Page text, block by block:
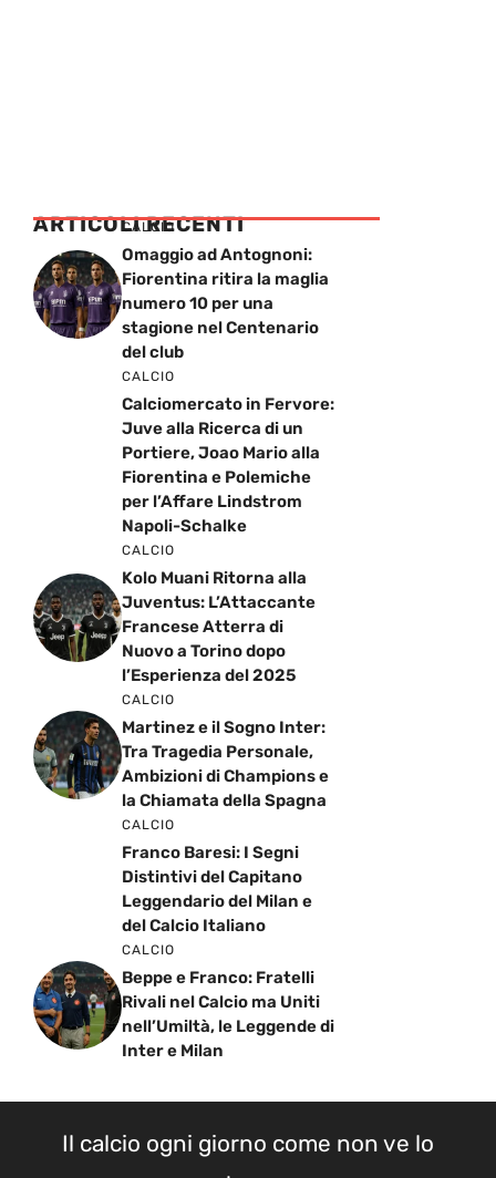
ARTICOLI RECENTI
CALCIO
Omaggio ad Antognoni:
Fiorentina ritira la maglia
numero 10 per una
stagione nel Centenario
del club
CALCIO
Calciomercato in Fervore:
Juve alla Ricerca di un
Portiere, Joao Mario alla
Fiorentina e Polemiche
per l’Affare Lindstrom
Napoli-Schalke
CALCIO
Kolo Muani Ritorna alla
Juventus: L’Attaccante
Francese Atterra di
Nuovo a Torino dopo
l’Esperienza del 2025
CALCIO
Martinez e il Sogno Inter:
Tra Tragedia Personale,
Ambizioni di Champions e
la Chiamata della Spagna
CALCIO
Franco Baresi: I Segni
Distintivi del Capitano
Leggendario del Milan e
del Calcio Italiano
CALCIO
Beppe e Franco: Fratelli
Rivali nel Calcio ma Uniti
nell’Umiltà, le Leggende di
Inter e Milan
Il calcio ogni giorno come non ve lo